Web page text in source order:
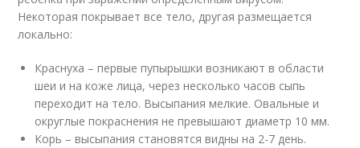
Некоторая покрывает все тело, другая размещается
локально:
Краснуха – первые пупырышки возникают в области
шеи и на коже лица, через несколько часов сыпь
переходит на тело. Высыпания мелкие. Овальные и
округлые покраснения не превышают диаметр 10 мм.
Корь – высыпания становятся видны на 2-7 день.